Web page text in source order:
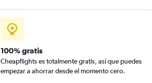
100% gratis
Cheapflights es totalmente gratis, así que puedes
empezar a ahorrar desde el momento cero.